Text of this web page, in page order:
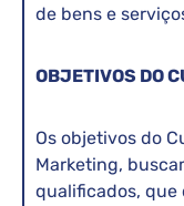
de bens e
OBJETIVOS DO
Os objetivos do
Marketing,
qualificados, que